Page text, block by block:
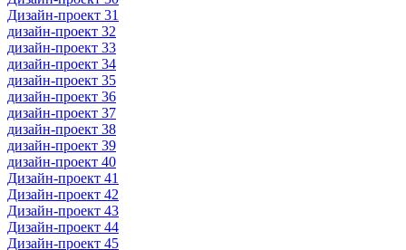
Дизайн-проект 31
дизайн-проект 32
дизайн-проект 33
дизайн-проект 34
дизайн-проект 35
дизайн-проект 36
дизайн-проект 37
дизайн-проект 38
дизайн-проект 39
дизайн-проект 40
Дизайн-проект 41
Дизайн-проект 42
Дизайн-проект 43
Дизайн-проект 44
Дизайн-проект 45